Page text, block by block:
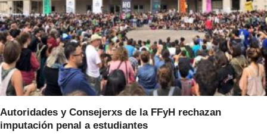
Autoridades y Consejerxs de la FFyH rechazan
imputación penal a estudiantes